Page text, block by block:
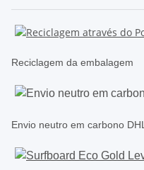
Reciclagem da embalagem
Envio neutro em carbono DHL